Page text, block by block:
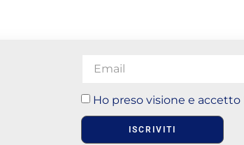
Ho preso visione e
ISCRIVITI